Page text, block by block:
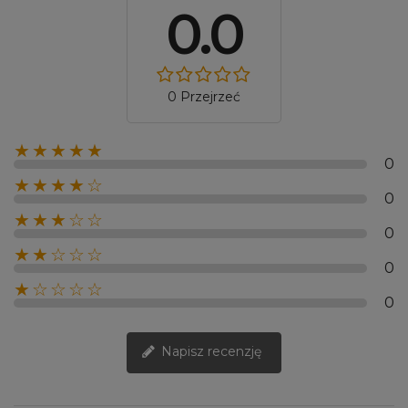
0.0
0 Przejrzeć
★★★★★
0
★★★★☆
0
★★★☆☆
0
★★☆☆☆
0
★☆☆☆☆
0
Napisz recenzję